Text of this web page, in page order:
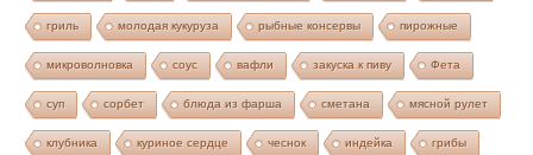
гриль молодая кукуруза рыбные консервы пирожные
микроволновка соус вафли закуска к пиву Фета
суп сорбет блюда из фарша сметана мясной рулет
клубника куриное сердце чеснок индейка грибы